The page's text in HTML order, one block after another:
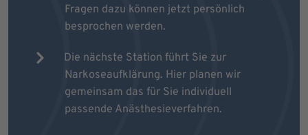
Fragen dazu können jetzt persönlich
besprochen werden.
Die nächste Station führt Sie zur
Narkoseaufklärung. Hier planen wir
gemeinsam das für Sie individuell
passende Anästhesieverfahren.